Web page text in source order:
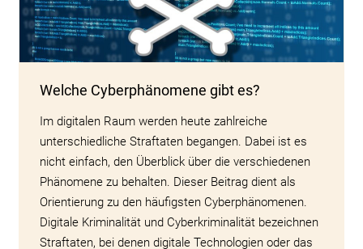
Welche Cyberphänomene gibt es?
Im digitalen Raum werden heute zahlreiche
unterschiedliche Straftaten begangen. Dabei ist es
nicht einfach, den Überblick über die verschiedenen
Phänomene zu behalten. Dieser Beitrag dient als
Orientierung zu den häufigsten Cyberphänomenen.
Digitale Kriminalität und Cyberkriminalität bezeichnen
Straftaten, bei denen digitale Technologien oder das